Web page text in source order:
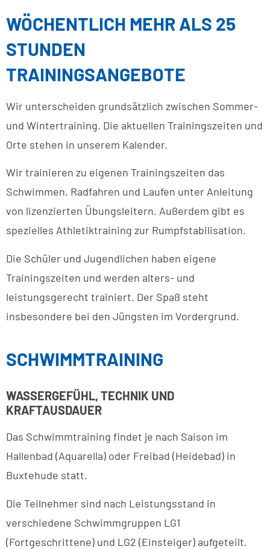
WÖCHENTLICH MEHR ALS 25
STUNDEN
TRAININGSANGEBOTE
Wir unterscheiden grundsätzlich zwischen Sommer-
und Wintertraining. Die aktuellen Trainingszeiten und
Orte stehen in unserem Kalender.
Wir trainieren zu eigenen Trainingszeiten das
Schwimmen, Radfahren und Laufen unter Anleitung
von lizenzierten Übungsleitern. Außerdem gibt es
spezielles Athletiktraining zur Rumpfstabilisation.
Die Schüler und Jugendlichen haben eigene
Trainingszeiten und werden alters- und
leistungsgerecht trainiert. Der Spaß steht
insbesondere bei den Jüngsten im Vordergrund.
SCHWIMMTRAINING
WASSERGEFÜHL, TECHNIK UND
KRAFTAUSDAUER
Das Schwimmtraining findet je nach Saison im
Hallenbad (Aquarella) oder Freibad (Heidebad) in
Buxtehude statt.
Die Teilnehmer sind nach Leistungsstand in
verschiedene Schwimmgruppen LG1
(Fortgeschrittene) und LG2 (Einsteiger) aufgeteilt.